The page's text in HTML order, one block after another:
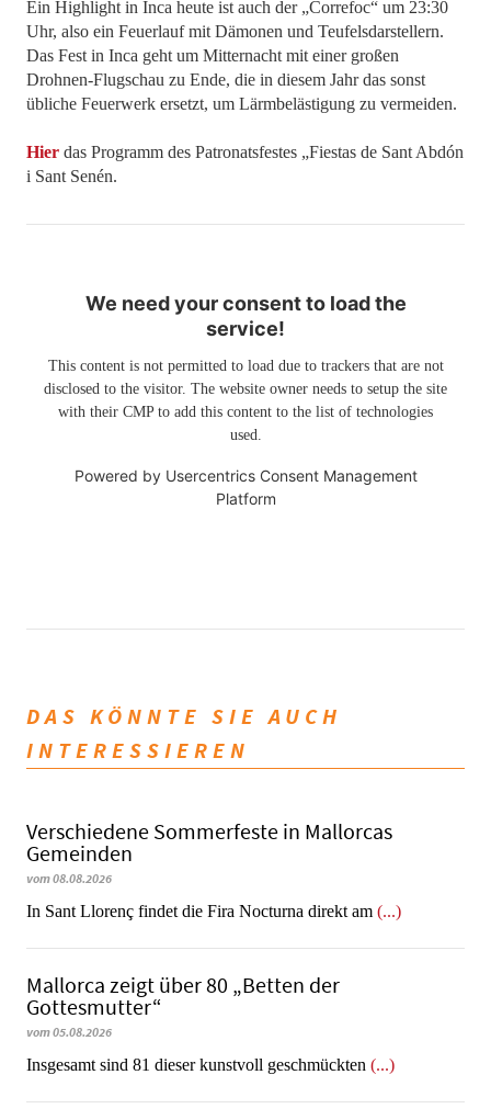
Ein Highlight in Inca heute ist auch der „Correfoc“ um 23:30
Uhr, also ein Feuerlauf mit Dämonen und Teufelsdarstellern.
Das Fest in Inca geht um Mitternacht mit einer großen
Drohnen-Flugschau zu Ende, die in diesem Jahr das sonst
übliche Feuerwerk ersetzt, um Lärmbelästigung zu vermeiden.
Hier das Programm des Patronatsfestes „Fiestas de Sant Abdón
i Sant Senén.
We need your consent to load the
service!
This content is not permitted to load due to trackers that are not
disclosed to the visitor. The website owner needs to setup the site
with their CMP to add this content to the list of technologies
used.
Powered by Usercentrics Consent Management
Platform
DAS KÖNNTE SIE AUCH
INTERESSIEREN
Verschiedene Sommerfeste in Mallorcas
Gemeinden
vom 08.08.2026
In Sant Llorenç findet die Fira Nocturna direkt am (...)
Mallorca zeigt über 80 „Betten der
Gottesmutter“
vom 05.08.2026
Insgesamt sind 81 dieser kunstvoll geschmückten (...)